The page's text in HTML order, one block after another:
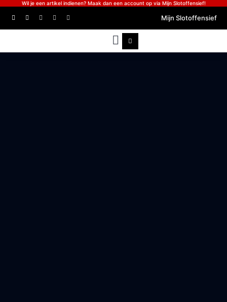
Wil je een artikel indienen? Maak dan een account op via Mijn Slotoffensief!
Mijn Slotoffensief